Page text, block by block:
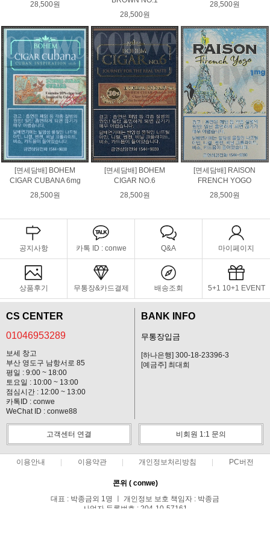
28,500원
28,500원
28,500원
[면세담배] BOHEM
CIGAR CUBANA 6mg
28,500원
[면세담배] BOHEM
CIGAR NO.6
28,500원
[면세담배] RAISON
FRENCH YOGO
28,500원
공지사항 카톡 ID : conwe Q&A 마이페이지
상품후기 무통장&카드결제 배송조회 5+1 10+1 EVENT
CS CENTER
01046953289
보세 창고
부산 영도구 남항서로 85
평일 : 9:00 ~ 18:00
토요일 : 10:00 ~ 13:00
점심시간 : 12:00 ~ 13:00
카톡ID : conwe
WeChat ID : conwe88
BANK INFO
무통장입금
[하나은행] 300-18-23396-3
[예금주] 최대희
고객센터 연결 비회원 1:1 문의
이용안내 이용약관 개인정보처리방침 PC버전
콘위 ( conwe)
대표 : 박종금외 1명 ㅣ 개인정보 보호 책임자 : 박종금
사업자 등록번호 : 204-10-57161